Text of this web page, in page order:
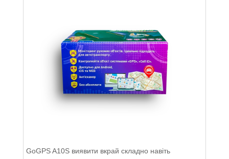
GoGPS A10S виявити вкрай складно навіть